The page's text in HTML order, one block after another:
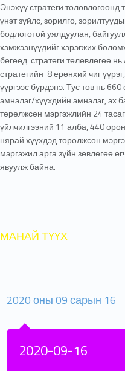
Энэхүү стратеги
үнэт зүйлс, зорилго,
бодлоготой уялдуулан,
хэмжээнүүдийг хэрэгжих
бөгөөд стратеги төлөвлөгөө
стратегийн 8 ерөнхий чиг
үүргээс бүрдэнэ. Тус төв нь
эмнэлэг/хүүхдийн эмнэлэг, эх
төрөлжсөн мэргэжлийн 24
үйлчилгээний 11 алба, 440
нярай хүүхдэд төрөлжсөн
мэргэжил арга зүйн зөвлөгөө
явуулж байна.
МАНАЙ ТҮҮХ
2020 оны 09 сарын 16
2020-09-16